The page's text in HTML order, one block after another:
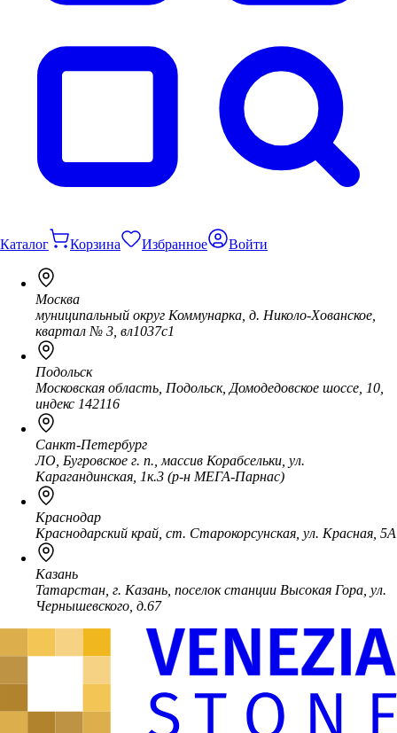
Каталог Корзина Избранное Войти
Москва
муниципальный округ Коммунарка, д. Николо-Хованское,
квартал № 3, вл1037с1
Подольск
Московская область, Подольск, Домодедовское шоссе, 10,
индекс 142116
Санкт-Петербург
ЛО, Бугровское г. п., массив Корабсельки, ул.
Карагандинская, 1к.3 (р-н МЕГА-Парнас)
Краснодар
Краснодарский край, ст. Старокорсунская, ул. Красная, 5А
Казань
Татарстан, г. Казань, поселок станции Высокая Гора, ул.
Чернышевского, д.67